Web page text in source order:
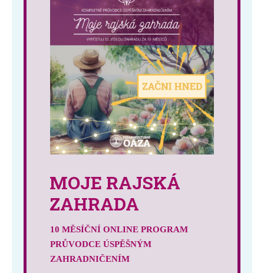
MOJE RAJSKÁ
ZAHRADA
10 MĚSÍČNÍ ONLINE PROGRAM
PRŮVODCE ÚSPĚŠNÝM
ZAHRADNIČENÍM